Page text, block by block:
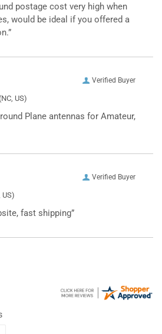
postage cost very high when
would be ideal if you offered a
Verified Buyer
US)
Plane antennas for Amateur,
Verified Buyer
US)
fast shipping”